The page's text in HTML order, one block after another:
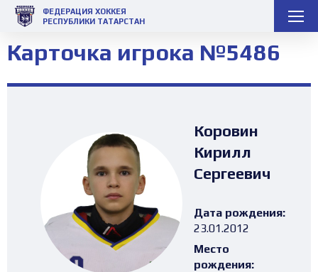
ФЕДЕРАЦИЯ ХОККЕЯ
РЕСПУБЛИКИ ТАТАРСТАН
Карточка игрока №5486
Коровин
Кирилл
Сергеевич
Дата рождения:
23.01.2012
Место
рождения: